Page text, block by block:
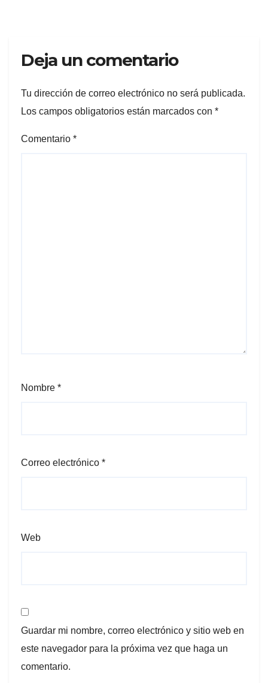
Deja un comentario
Tu dirección de correo electrónico no será publicada.
Los campos obligatorios están marcados con *
Comentario *
Nombre *
Correo electrónico *
Web
Guardar mi nombre, correo electrónico y sitio web en
este navegador para la próxima vez que haga un
comentario.